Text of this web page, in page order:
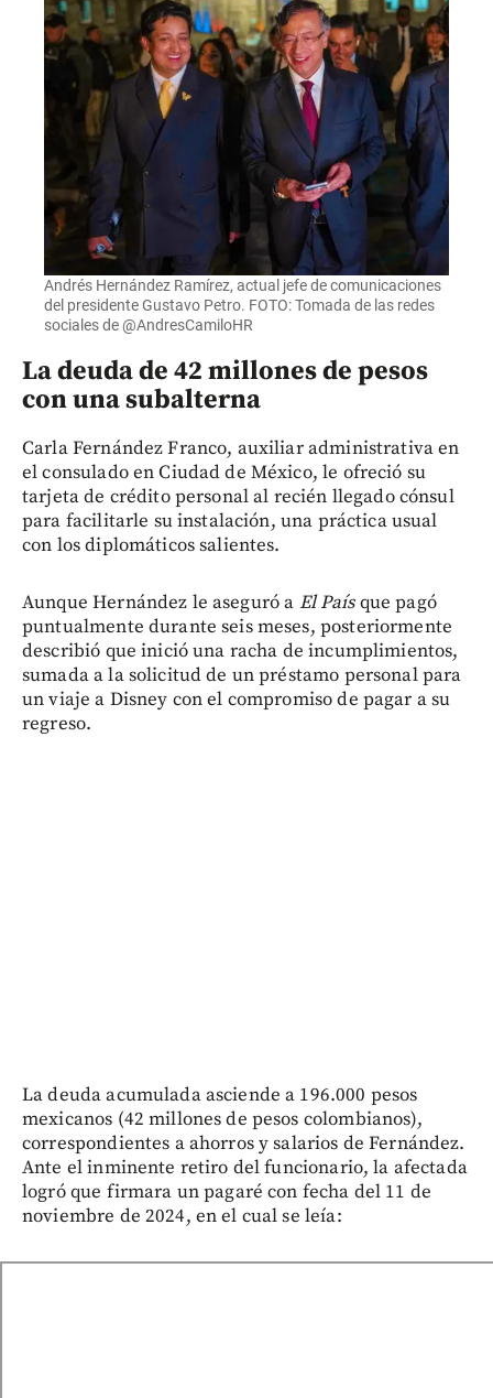
Andrés Hernández Ramírez, actual jefe de comunicaciones
del presidente Gustavo Petro. FOTO: Tomada de las redes
sociales de @AndresCamiloHR
La deuda de 42 millones de pesos
con una subalterna
Carla Fernández Franco, auxiliar administrativa en
el consulado en Ciudad de México, le ofreció su
tarjeta de crédito personal al recién llegado cónsul
para facilitarle su instalación, una práctica usual
con los diplomáticos salientes.
Aunque Hernández le aseguró a El Paísque pagó
puntualmente durante seis meses, posteriormente
describió que inició una racha de incumplimientos,
sumada a la solicitud de un préstamo personal para
un viaje a Disney con el compromiso de pagar a su
regreso.
La deuda acumulada asciende a 196.000 pesos
mexicanos (42 millones de pesos colombianos),
correspondientes a ahorros y salarios de Fernández.
Ante el inminente retiro del funcionario, la afectada
logró que firmara un pagaré con fecha del 11 de
noviembre de 2024, en el cual se leía: